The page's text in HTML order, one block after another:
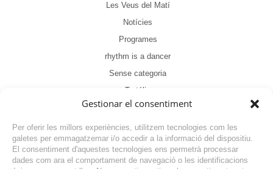
Gestionar el consentiment
Per oferir les millors experiències, utilitzem tecnologies com les
galetes per emmagatzemar i/o accedir a la informació del dispositiu.
El consentiment d'aquestes tecnologies ens permetrà processar
dades com ara el comportament de navegació o les identificacions
Les Veus del Matí
Notícies
Programes
rhythm is a dancer
Sense categoria
Tertúlia